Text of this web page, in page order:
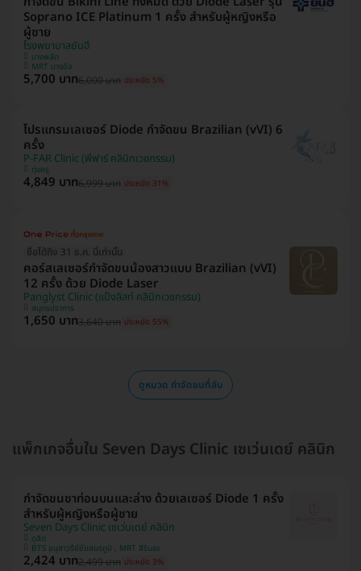
Soprano ICE Platinum 1 ครั้ง สำหรับผู้หญิงหรือ
ผู้ชาย
โรงพยาบาลยันฮี
บางพลัด
MRT บางอ้อ
5,700 บาท6,000 บาท ประหยัด 5%
โปรแกรมเลเซอร์ Diode กำจัดขน Brazilian (vVI) 6
ครั้ง
P-FAR Clinic (พีฟาร์ คลินิกเวชกรรม)
ทุ่งครุ
4,849 บาท6,999 บาท ประหยัด 31%
ซื้อได้ถึง 31 ธ.ค. นี้เท่านั้น
คอร์สเลเซอร์กำจัดขนน้องสาวแบบ Brazilian (vVI)
12 ครั้ง ด้วย Diode Laser
Panglyst Clinic (แป้งลิสท์ คลินิกเวชกรรม)
สมุทรปราการ
1,650 บาท3,640 บาท ประหยัด 55%
ดูหมวด กำจัดขนที่ลับ
แพ็กเกจอื่นใน Seven Days Clinic เซเว่นเดย์ คลินิก
กำจัดขนขาท่อนบนและล่าง ด้วยเลเซอร์ Diode 1 ครั้ง
สำหรับผู้หญิงหรือผู้ชาย
Seven Days Clinic เซเว่นเดย์ คลินิก
ดุสิต
BTS อนุสาวรีย์ชัยสมรภูมิ , MRT สิรินธร
2,424 บาท2,499 บาท ประหยัด 3%